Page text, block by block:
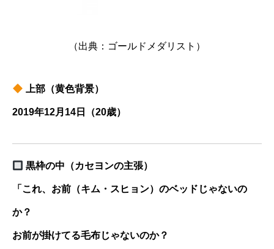
（出典：ゴールドメダリスト）
上部（黄色背景）
2019年12月14日（20歳）
黒枠の中（カセヨンの主張）
「これ、お前（キム・スヒョン）のベッドじゃないの
か？
お前が掛けてる毛布じゃないのか？